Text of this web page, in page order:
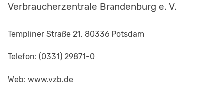
Verbraucherzentrale Brandenburg e. V.
Templiner Straße 21, 80336 Potsdam
Telefon: (0331) 29871-0
Web: www.vzb.de